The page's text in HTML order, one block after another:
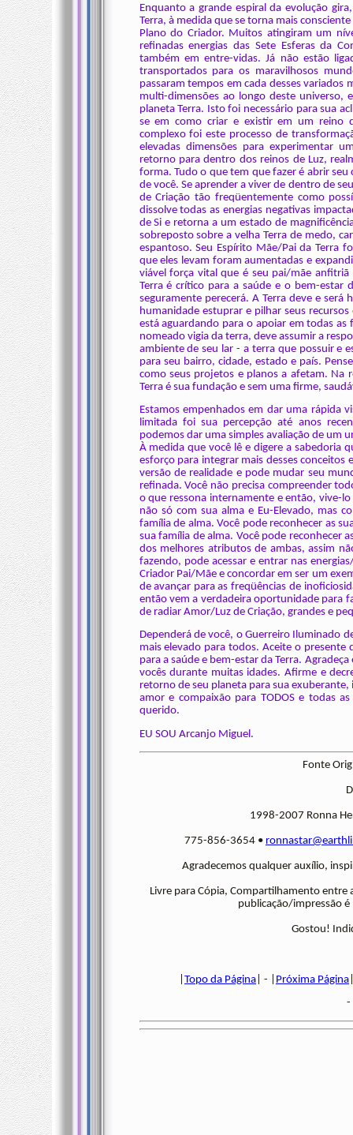
Enquanto a grande espiral da evolução
Terra, à medida que se torna mais
Plano do Criador. Muitos atingiram um
refinadas energias das Sete Esferas da
também em entre-vidas. Já não estão
transportados para os maravilhosos
passaram tempos em cada desses variados
multi-dimensões ao longo deste universo,
planeta Terra. Isto foi necessário para sua
se em como criar e existir em um reino
complexo foi este processo de
elevadas dimensões para experimentar
retorno para dentro dos reinos de Luz,
forma. Tudo o que tem que fazer é abrir
de você. Se aprender a viver de dentro de
de Criação tão freqüentemente como
dissolve todas as energias negativas
de Si e retorna a um estado de
sobreposto sobre a velha Terra de medo,
espantoso. Seu Espírito Mãe/Pai da Terra
que eles levam foram aumentadas e
viável força vital que é seu pai/mãe
Terra é crítico para a saúde e o bem-estar
seguramente perecerá. A Terra deve e
humanidade estuprar e pilhar seus
está aguardando para o apoiar em todas as
nomeado vigia da terra, deve assumir a
ambiente de seu lar - a terra que possuir e
para seu bairro, cidade, estado e país.
como seus projetos e planos a afetam. Na
Terra é sua fundação e sem uma firme,
Estamos empenhados em dar uma rápida
limitada foi sua percepção até anos
podemos dar uma simples avaliação de um
À medida que você lê e digere a sabedoria
esforço para integrar mais desses
versão de realidade e pode mudar seu
refinada. Você não precisa compreender
o que ressona internamente e então, vive-
não só com sua alma e Eu-Elevado, mas
família de alma. Você pode reconhecer as
sua família de alma. Você pode reconhecer
dos melhores atributos de ambas, assim
fazendo, pode acessar e entrar nas
Criador Pai/Mãe e concordar em ser um
de avançar para as freqüências de
então vem a verdadeira oportunidade para
de radiar Amor/Luz de Criação, grandes e
Dependerá de você, o Guerreiro Iluminado
mais elevado para todos. Aceite o presente
para a saúde e bem-estar da Terra.
vocês durante muitas idades. Afirme e
retorno de seu planeta para sua exuberante,
amor e compaixão para TODOS e todas
querido.
EU SOU Arcanjo Miguel.
Fonte
1998-2007 Ronna
775-856-3654 •
Agradecemos qualquer auxílio,
Livre para Cópia, Compartilhamento
publicação/impressão
Gostou!
Topo da Página | - | Próxima Página
-